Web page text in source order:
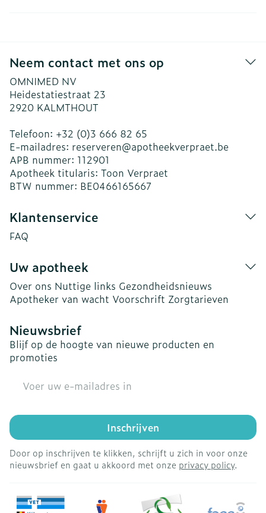
Neem contact met ons op
OMNIMED NV
Heidestatiestraat 23
2920 KALMTHOUT
Telefoon: +32 (0)3 666 82 65
E-mailadres: reserveren@apotheekverpraet.be
APB nummer: 112901
Apotheek titularis: Toon Verpraet
BTW nummer: BE0466165667
Klantenservice
FAQ
Uw apotheek
Over ons Nuttige links Gezondheidsnieuws
Apotheker van wacht Voorschrift Zorgtarieven
Nieuwsbrief
Blijf op de hoogte van nieuwe producten en
promoties
Inschrijven
Door op inschrijven te klikken, schrijft u zich in voor onze
nieuwsbrief en gaat u akkoord met onze privacy policy.